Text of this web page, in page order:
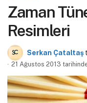
Zaman
Resimleri
Serkan Çataltaş
21 Ağustos 2013